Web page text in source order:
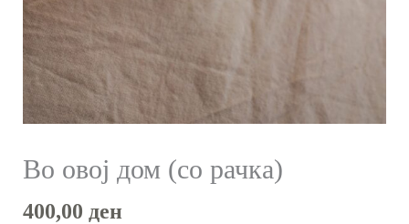
Во овој дом (со рачка)
400,00 ден